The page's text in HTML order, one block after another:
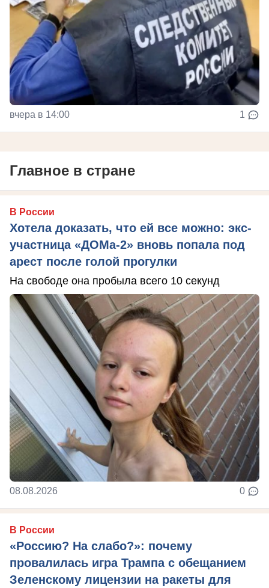
вчера в 14:00 1
Главное в стране
В России
Хотела доказать, что ей все можно: экс-
участница «ДОМа-2» вновь попала под
арест после голой прогулки
На свободе она пробыла всего 10 секунд
08.08.2026 0
В России
«Россию? На слабо?»: почему
провалилась игра Трампа с обещанием
Зеленскому лицензии на ракеты для